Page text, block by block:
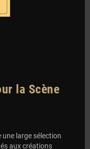
la Scène
large sélection
aux créations